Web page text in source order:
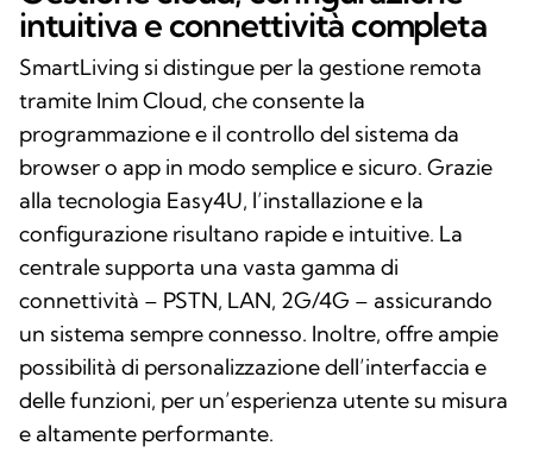
intuitiva e connettività completa
SmartLiving si distingue per la gestione remota
tramite Inim Cloud, che consente la
programmazione e il controllo del sistema da
browser o app in modo semplice e sicuro. Grazie
alla tecnologia Easy4U, l’installazione e la
configurazione risultano rapide e intuitive. La
centrale supporta una vasta gamma di
connettività – PSTN, LAN, 2G/4G – assicurando
un sistema sempre connesso. Inoltre, offre ampie
possibilità di personalizzazione dell’interfaccia e
delle funzioni, per un’esperienza utente su misura
e altamente performante.